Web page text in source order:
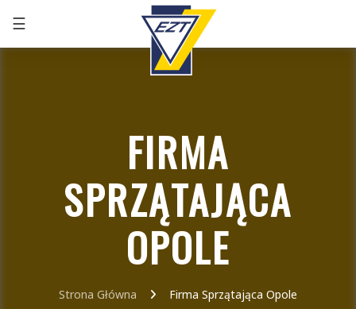
☰
FIRMA
SPRZĄTAJĄCA
OPOLE
Strona Główna Firma Sprzątająca Opole